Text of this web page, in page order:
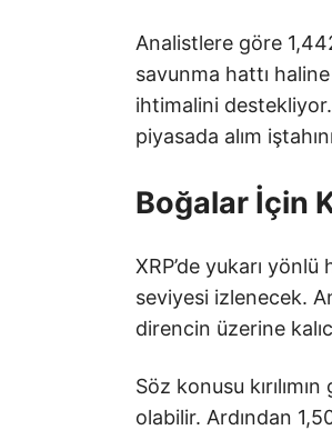
Analistlere göre
savunma hattı
ihtimalini
piyasada alım
Boğalar İçin
XRP’de yukarı
seviyesi izlenecek.
direncin üzerine
Söz konusu
olabilir. Ardından